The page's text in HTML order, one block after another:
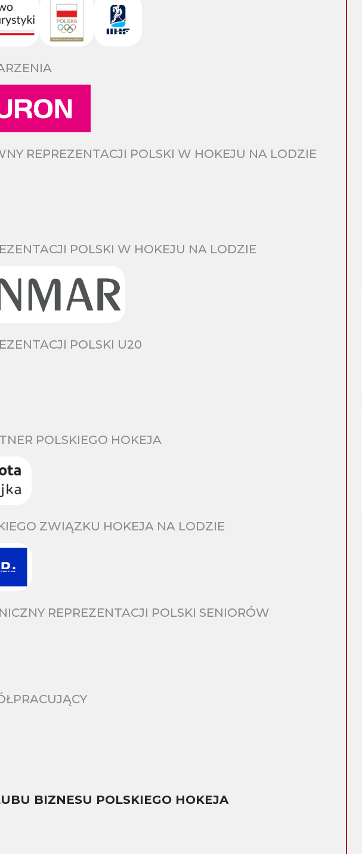
REPREZENTACJI POLSKI W HOKEJU NA LODZIE
POLSKI W HOKEJU NA LODZIE
POLSKI U20
POLSKIEGO HOKEJA
ZWIĄZKU HOKEJA NA LODZIE
REPREZENTACJI POLSKI SENIORÓW
BIZNESU POLSKIEGO HOKEJA